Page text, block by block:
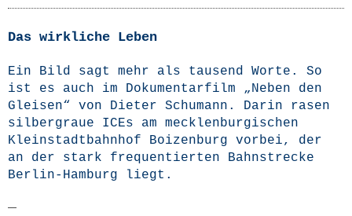
Das wirkliche Leben
Ein Bild sagt mehr als tau­send Wor­te. So
ist es auch im Doku­men­tar­film „Neben den
Glei­sen“ von Die­ter Schu­mann. Dar­in rasen
sil­ber­graue ICEs am meck­len­bur­gi­schen
Klein­stadt­bahn­hof Boi­zen­burg vor­bei, der
an der stark fre­quen­tier­ten Bahn­stre­cke
Ber­­lin-Ham­­burg liegt.